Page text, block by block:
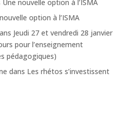
Une nouvelle option à l’ISMA
option à l’ISMA
Jeudi 27 et vendredi 28 janvier
pour l’enseignement
pédagogiques)
dans Les rhétos s’investissent